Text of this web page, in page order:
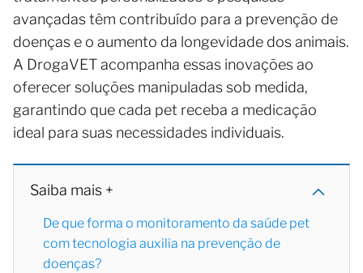
avançadas têm contribuído para a prevenção de
doenças e o aumento da longevidade dos animais.
A DrogaVET acompanha essas inovações ao
oferecer soluções manipuladas sob medida,
garantindo que cada pet receba a medicação
ideal para suas necessidades individuais.
Saiba mais +
De que forma o monitoramento da saúde pet
com tecnologia auxilia na prevenção de
doenças?